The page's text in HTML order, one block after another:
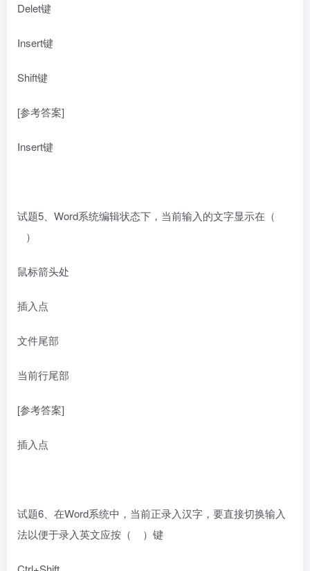
Delet键
Insert键
Shift键
[参考答案]
Insert键
试题5、Word系统编辑状态下，当前输入的文字显示在（
）
鼠标箭头处
插入点
文件尾部
当前行尾部
[参考答案]
插入点
试题6、在Word系统中，当前正录入汉字，要直接切换输入
法以便于录入英文应按（ ）键